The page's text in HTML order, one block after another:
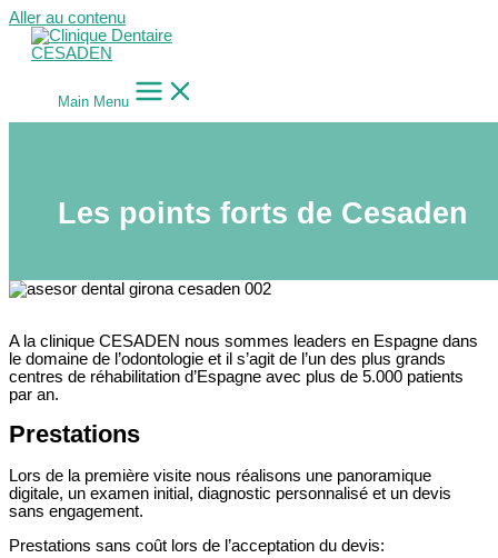
Aller au contenu
Main Menu
Les points forts de Cesaden
A la clinique CESADEN nous sommes leaders en Espagne dans
le domaine de l’odontologie et il s’agit de l’un des plus grands
centres de réhabilitation d’Espagne avec plus de 5.000 patients
par an.
Prestations
Lors de la première visite nous réalisons une panoramique
digitale, un examen initial, diagnostic personnalisé et un devis
sans engagement.
Prestations sans coût lors de l’acceptation du devis: